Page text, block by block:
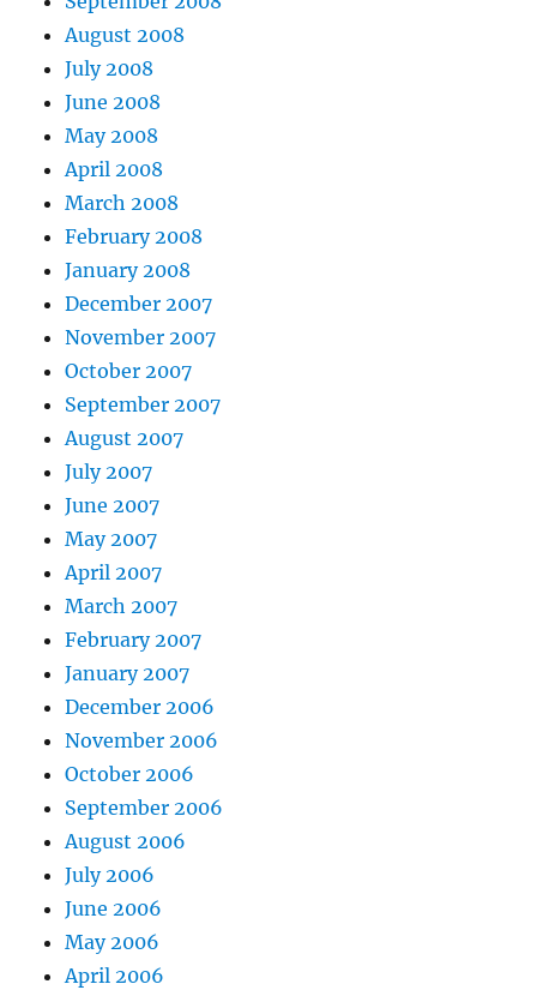
August 2008
July 2008
June 2008
May 2008
April 2008
March 2008
February 2008
January 2008
December 2007
November 2007
October 2007
September 2007
August 2007
July 2007
June 2007
May 2007
April 2007
March 2007
February 2007
January 2007
December 2006
November 2006
October 2006
September 2006
August 2006
July 2006
June 2006
May 2006
April 2006